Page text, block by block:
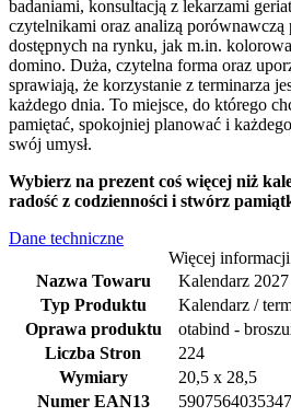
badaniami, konsultacją z lekarzami
czytelnikami oraz analizą porównawczą
dostępnych na rynku, jak m.in.
domino. Duża, czytelna forma oraz
sprawiają, że korzystanie z terminarza
każdego dnia. To miejsce, do którego
pamiętać, spokojniej planować i
swój umysł.
Wybierz na prezent coś więcej niż
radość z codzienności i stwórz
Dane techniczne
Więcej informacji
Nazwa Towaru
Kalendarz
Typ Produktu
Kalendarz /
Oprawa produktu
otabind -
Liczba Stron
224
Wymiary
20,5 x 28,5
Numer EAN13
5907564035347